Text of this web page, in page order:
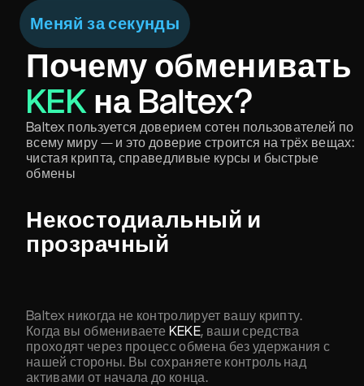
Меняй за секунды
Почему обменивать
KEKна Baltex?
Baltex пользуется доверием сотен пользователей по
всему миру — и это доверие строится на трёх вещах:
чистая крипта, справедливые курсы и быстрые
обмены
Некостодиальный и
прозрачный
Baltex никогда не контролирует вашу крипту.
Когда вы обмениваете KEKE, ваши средства
проходят через процесс обмена без удержания с
нашей стороны. Вы сохраняете контроль над
активами от начала до конца.